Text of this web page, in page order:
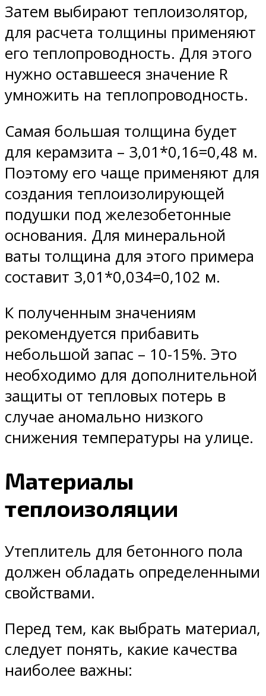
Затем выбирают теплоизолятор,
для расчета толщины применяют
его теплопроводность. Для этого
нужно оставшееся значение R
умножить на теплопроводность.
Самая большая толщина будет
для керамзита – 3,01*0,16=0,48 м.
Поэтому его чаще применяют для
создания теплоизолирующей
подушки под железобетонные
основания. Для минеральной
ваты толщина для этого примера
составит 3,01*0,034=0,102 м.
К полученным значениям
рекомендуется прибавить
небольшой запас – 10-15%. Это
необходимо для дополнительной
защиты от тепловых потерь в
случае аномально низкого
снижения температуры на улице.
Материалы
теплоизоляции
Утеплитель для бетонного пола
должен обладать определенными
свойствами.
Перед тем, как выбрать материал,
следует понять, какие качества
наиболее важны: